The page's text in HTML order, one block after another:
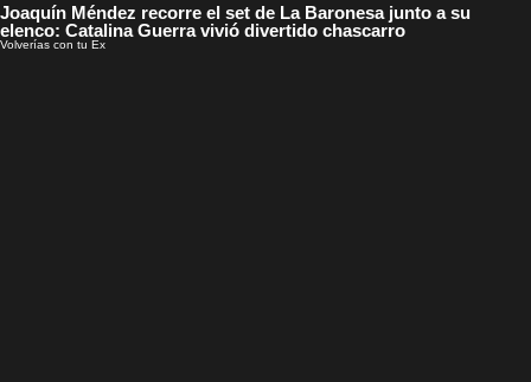
Joaquín Méndez recorre el set de La Baronesa junto a su
elenco: Catalina Guerra vivió divertido chascarro
Volverías con tu Ex